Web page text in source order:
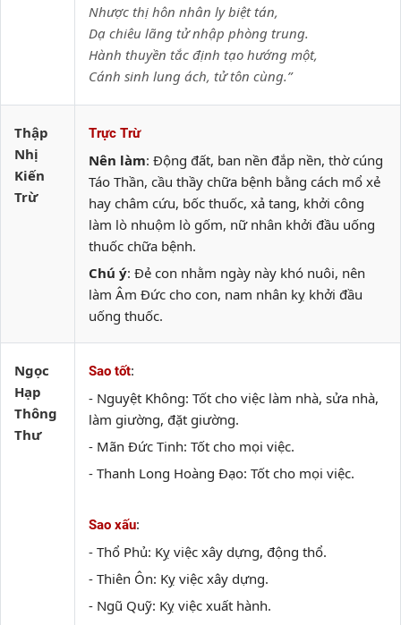
Nhược thị hôn nhân ly biệt tán,
Dạ chiêu lãng tử nhập phòng trung.
Hành thuyền tắc định tạo hướng một,
Cánh sinh lung ách, tử tôn cùng.”
Thập
Nhị
Kiến
Trừ
Trực Trừ
Nên làm: Động đất, ban nền đắp nền, thờ cúng
Táo Thần, cầu thầy chữa bệnh bằng cách mổ xẻ
hay châm cứu, bốc thuốc, xả tang, khởi công
làm lò nhuộm lò gốm, nữ nhân khởi đầu uống
thuốc chữa bệnh.
Chú ý: Đẻ con nhằm ngày này khó nuôi, nên
làm Âm Đức cho con, nam nhân kỵ khởi đầu
uống thuốc.
Ngọc
Hạp
Thông
Thư
Sao tốt:
- Nguyệt Không: Tốt cho việc làm nhà, sửa nhà,
làm giường, đặt giường.
- Mãn Đức Tinh: Tốt cho mọi việc.
- Thanh Long Hoàng Đạo: Tốt cho mọi việc.
Sao xấu:
- Thổ Phủ: Kỵ việc xây dựng, động thổ.
- Thiên Ôn: Kỵ việc xây dựng.
- Ngũ Quỹ: Kỵ việc xuất hành.